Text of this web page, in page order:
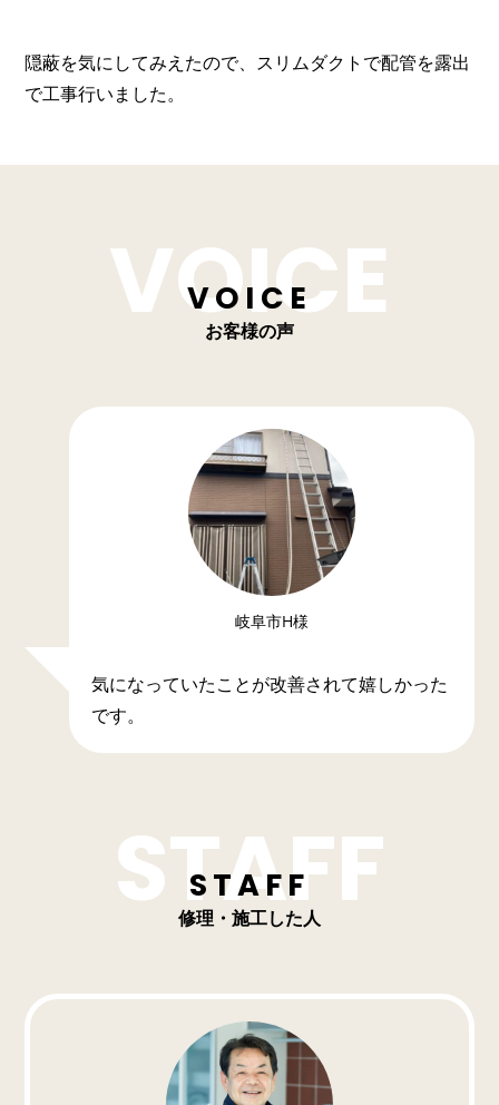
隠蔽を気にしてみえたので、スリムダクトで配管を露出
で工事行いました。
VOICE
お客様の声
気になっていたことが改善されて嬉しかった
です。
岐阜市H様
STAFF
修理・施工した人